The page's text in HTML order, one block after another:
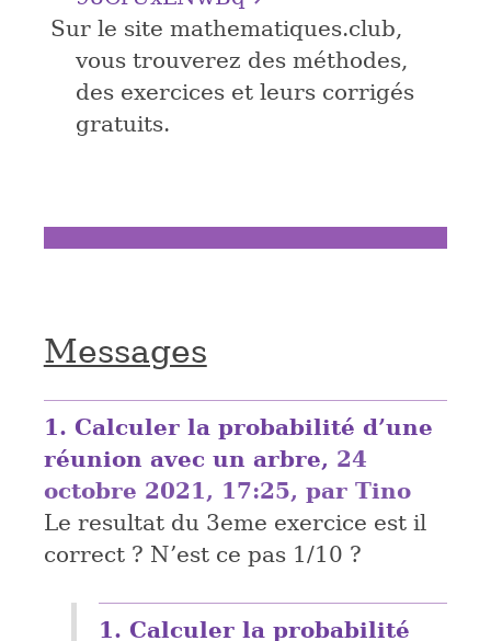
Sur le site mathematiques.club,
vous trouverez des méthodes,
des exercices et leurs corrigés
gratuits.
Messages
1. Calculer la probabilité d’une
réunion avec un arbre, 24
octobre 2021, 17:25, par Tino
Le resultat du 3eme exercice est il
correct ? N’est ce pas 1/10 ?
1. Calculer la probabilité